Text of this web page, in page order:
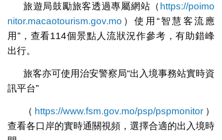
旅遊局鼓勵旅客透過專屬網站（ https://poimo
nitor.macaotourism.gov.mo ）使用“智慧客流應
用”，查看114個景點人流狀況作參考，有助錯峰
出行。
旅客亦可使用治安警察局“出入境事務站實時資
訊平台”
（ https://www.fsm.gov.mo/psp/pspmonitor ）
查看各口岸的實時通關視頻，選擇合適的出入境時